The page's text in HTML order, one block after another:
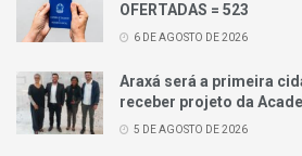
OFERTADAS = 523
6 DE AGOSTO DE 2026
Araxá será a primeira
receber projeto da
5 DE AGOSTO DE 2026